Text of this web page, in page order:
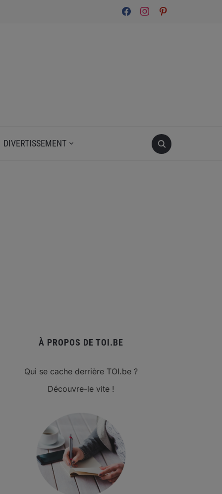
facebookinstagrampinterest
DIVERTISSEMENT
À PROPOS DE TOI.BE
Qui se cache derrière TOI.be ?
Découvre-le vite !